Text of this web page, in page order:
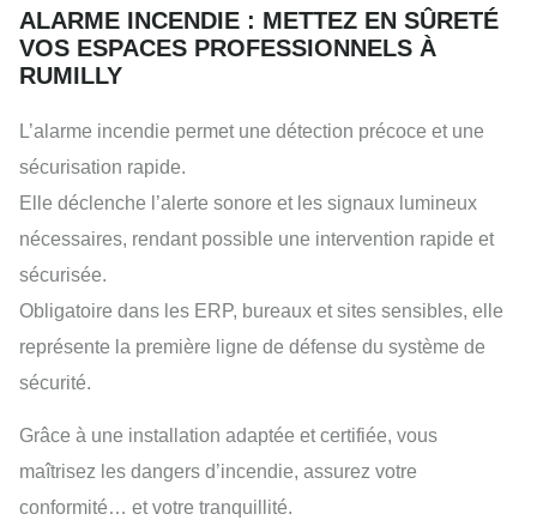
ALARME INCENDIE : METTEZ EN SÛRETÉ
VOS ESPACES PROFESSIONNELS À
RUMILLY
L’alarme incendie permet une détection précoce et une
sécurisation rapide.
Elle déclenche l’alerte sonore et les signaux lumineux
nécessaires, rendant possible une intervention rapide et
sécurisée.
Obligatoire dans les ERP, bureaux et sites sensibles, elle
représente la première ligne de défense du système de
sécurité.
Grâce à une installation adaptée et certifiée, vous
maîtrisez les dangers d’incendie, assurez votre
conformité… et votre tranquillité.